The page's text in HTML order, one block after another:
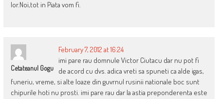
lor.Noi,tot in Piata vom fi.
Cetateanul Gogu
February 7, 2012 at 16:24
imi pare rau domnule Victor Ciutacu dar nu pot fi
de acord cu dvs. adica vreti sa spuneti ca alde igas,
funeriu, vreme, si alte loaze din guvrnul rusinii nationale boc sunt
chipurile hoti nu prosti. imi pare rau dar la astia preponderenta este